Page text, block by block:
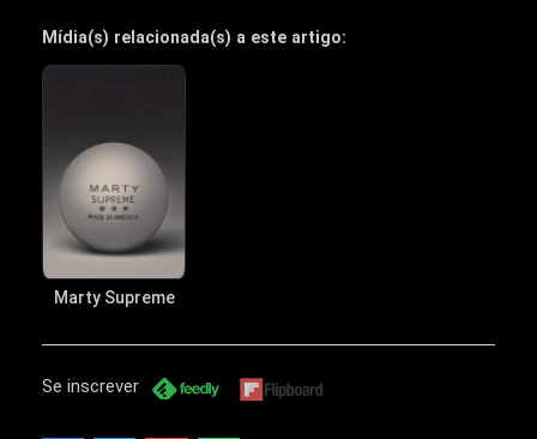
Mídia(s) relacionada(s) a este artigo:
Marty Supreme
Se inscrever